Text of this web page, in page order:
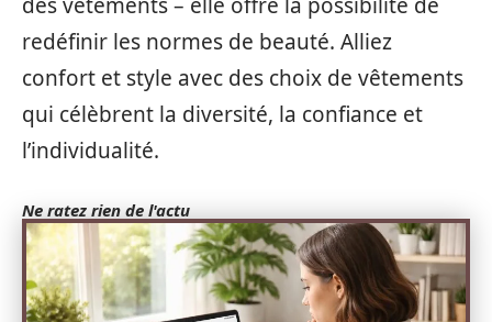
des vêtements – elle offre la possibilité de
redéfinir les normes de beauté. Alliez
confort et style avec des choix de vêtements
qui célèbrent la diversité, la confiance et
l’individualité.
Ne ratez rien de l'actu